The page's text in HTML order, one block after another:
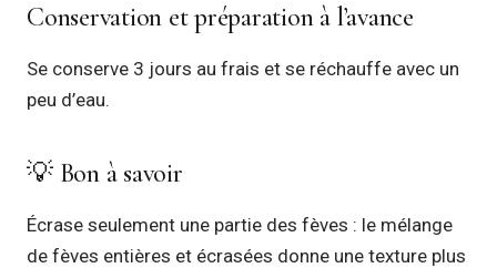
Conservation et préparation à l’avance
Se conserve 3 jours au frais et se réchauffe avec un
peu d’eau.
💡 Bon à savoir
Écrase seulement une partie des fèves : le mélange
de fèves entières et écrasées donne une texture plus